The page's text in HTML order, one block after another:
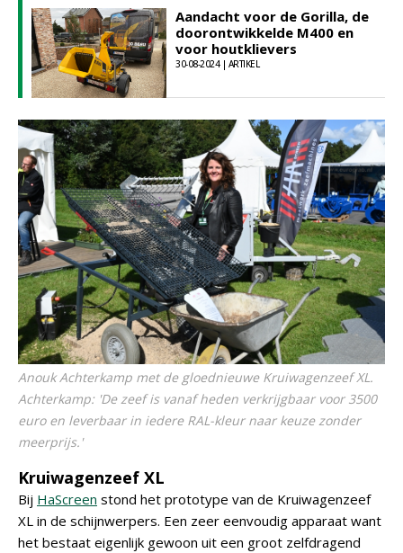
Aandacht voor de Gorilla, de
doorontwikkelde M400 en
voor houtklievers
30-08-2024 | ARTIKEL
Anouk Achterkamp met de gloednieuwe Kruiwagenzeef XL.
Achterkamp: 'De zeef is vanaf heden verkrijgbaar voor 3500
euro en leverbaar in iedere RAL-kleur naar keuze zonder
meerprijs.'
Kruiwagenzeef XL
Bij HaScreen stond het prototype van de Kruiwagenzeef
XL in de schijnwerpers. Een zeer eenvoudig apparaat want
het bestaat eigenlijk gewoon uit een groot zelfdragend